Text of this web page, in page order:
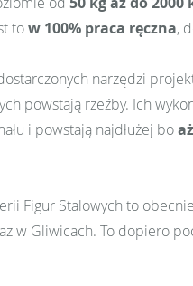
tow 100% praca ręczna,
narzędzi
powstają rzeźby. Ich
i powstają najdłużej bo
Figur Stalowych to
w Gliwicach. To dopiero